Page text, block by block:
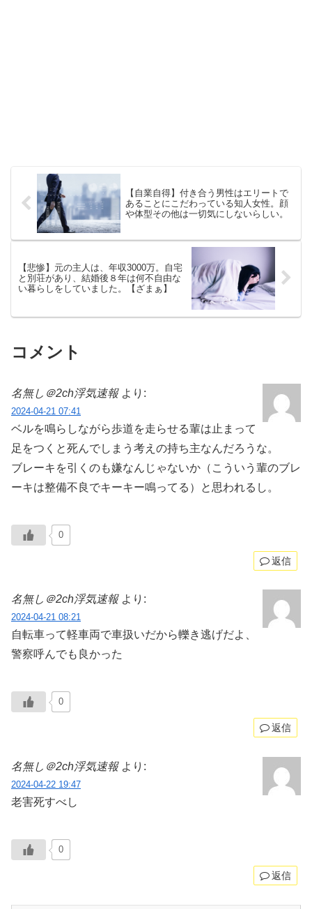
【自業自得】付き合う男性はエリートで
あることにこだわっている知人女性。顔
や体型その他は一切気にしないらしい。
【悲惨】元の主人は、年収3000万。自宅
と別荘があり、結婚後８年は何不自由な
い暮らしをしていました。【ざまぁ】
コメント
名無し＠2ch浮気速報 より:
2024-04-21 07:41
ベルを鳴らしながら歩道を走らせる輩は止まって
足をつくと死んでしまう考えの持ち主なんだろうな。
ブレーキを引くのも嫌なんじゃないか（こういう輩のブレ
ーキは整備不良でキーキー鳴ってる）と思われるし。
0
返信
名無し＠2ch浮気速報 より:
2024-04-21 08:21
自転車って軽車両で車扱いだから轢き逃げだよ、
警察呼んでも良かった
0
返信
名無し＠2ch浮気速報 より:
2024-04-22 19:47
老害死すべし
0
返信